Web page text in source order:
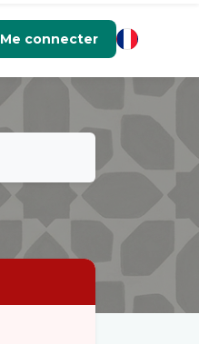
Me connecter